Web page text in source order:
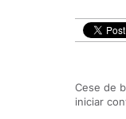
Cese de
iniciar